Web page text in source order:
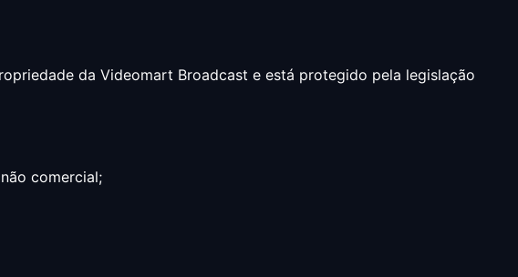
da Videomart Broadcast e está protegido pela legislação
comercial;